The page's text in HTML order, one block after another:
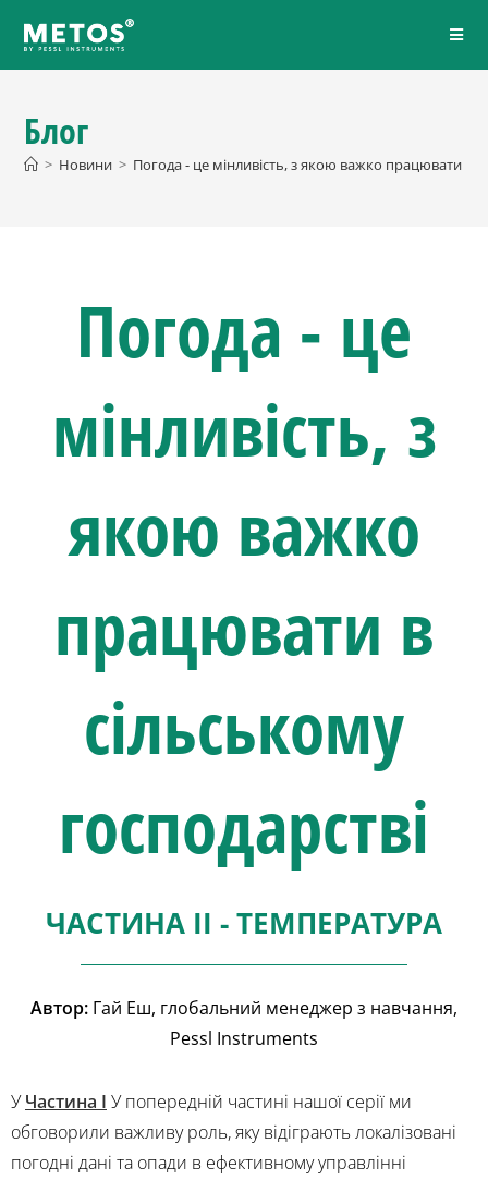
Блог
> Новини > Погода - це мінливість, з якою важко працювати в
Погода - це
мінливість, з
якою важко
працювати в
сільському
господарстві
ЧАСТИНА II - ТЕМПЕРАТУРА
Автор: Гай Еш, глобальний менеджер з навчання,
Pessl Instruments
УЧастина І У попередній частині нашої серії ми
обговорили важливу роль, яку відіграють локалізовані
погодні дані та опади в ефективному управлінні